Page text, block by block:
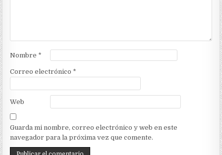
Nombre *
Correo electrónico *
Web
Guarda mi nombre, correo electrónico y web en este
navegador para la próxima vez que comente.